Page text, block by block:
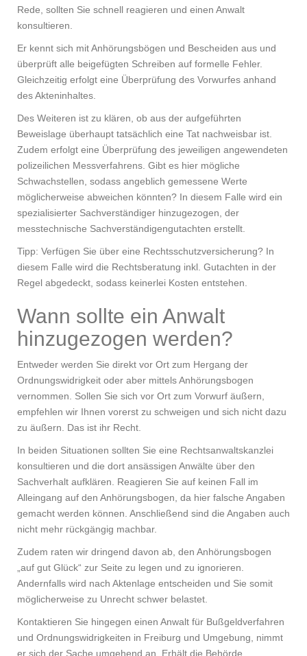
Rede, sollten Sie schnell reagieren und einen Anwalt
konsultieren.
Er kennt sich mit Anhörungsbögen und Bescheiden aus und
überprüft alle beigefügten Schreiben auf formelle Fehler.
Gleichzeitig erfolgt eine Überprüfung des Vorwurfes anhand
des Akteninhaltes.
Des Weiteren ist zu klären, ob aus der aufgeführten
Beweislage überhaupt tatsächlich eine Tat nachweisbar ist.
Zudem erfolgt eine Überprüfung des jeweiligen angewendeten
polizeilichen Messverfahrens. Gibt es hier mögliche
Schwachstellen, sodass angeblich gemessene Werte
möglicherweise abweichen könnten? In diesem Falle wird ein
spezialisierter Sachverständiger hinzugezogen, der
messtechnische Sachverständigengutachten erstellt.
Tipp: Verfügen Sie über eine Rechtsschutzversicherung? In
diesem Falle wird die Rechtsberatung inkl. Gutachten in der
Regel abgedeckt, sodass keinerlei Kosten entstehen.
Wann sollte ein Anwalt
hinzugezogen werden?
Entweder werden Sie direkt vor Ort zum Hergang der
Ordnungswidrigkeit oder aber mittels Anhörungsbogen
vernommen. Sollen Sie sich vor Ort zum Vorwurf äußern,
empfehlen wir Ihnen vorerst zu schweigen und sich nicht dazu
zu äußern. Das ist ihr Recht.
In beiden Situationen sollten Sie eine Rechtsanwaltskanzlei
konsultieren und die dort ansässigen Anwälte über den
Sachverhalt aufklären. Reagieren Sie auf keinen Fall im
Alleingang auf den Anhörungsbogen, da hier falsche Angaben
gemacht werden können. Anschließend sind die Angaben auch
nicht mehr rückgängig machbar.
Zudem raten wir dringend davon ab, den Anhörungsbogen
„auf gut Glück“ zur Seite zu legen und zu ignorieren.
Andernfalls wird nach Aktenlage entscheiden und Sie somit
möglicherweise zu Unrecht schwer belastet.
Kontaktieren Sie hingegen einen Anwalt für Bußgeldverfahren
und Ordnungswidrigkeiten in Freiburg und Umgebung, nimmt
er sich der Sache umgehend an. Erhält die Behörde